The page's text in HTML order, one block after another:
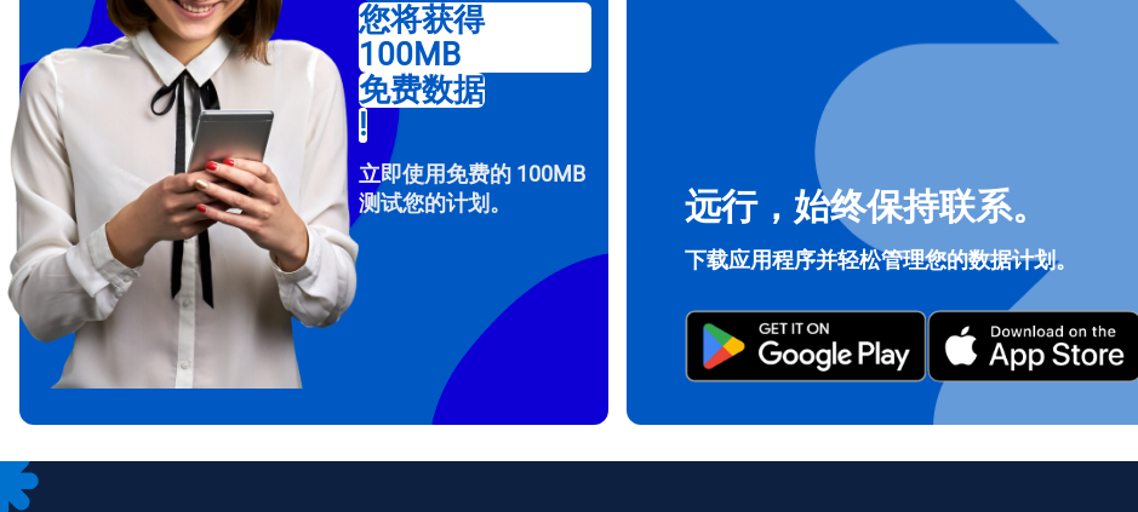
How do I get my eSim?
To get your eSIM, start by checking if your device supports eSIM technology.
Then, contact your mobile carrier to request an eSIM activation. They will
provide you with a QR code or activation details that you can scan or enter
in your device settings. Once activated, you can enjoy the benefits of eSIM
without needing a physical SIM card!
您将获得
100MB
免费数据
!
立即使用免费的 100MB
测试您的计划。
远行，始终保持联系。
下载应用程序并轻松管理您的数据计划。
登录或注册
电子邮件